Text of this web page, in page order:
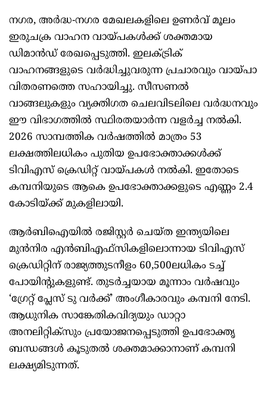
നഗര, അര്‍ദ്ധ-നഗര മേഖലകളിലെ ഉണര്‍വ് മൂലം
ഇരുചക്ര വാഹന വായ്പകള്‍ക്ക് ശക്തമായ
ഡിമാന്‍ഡ് രേഖപ്പെടുത്തി. ഇലക്ട്രിക്
വാഹനങ്ങളുടെ വര്‍ദ്ധിച്ചുവരുന്ന പ്രചാരവും വായ്പാ
വിതരണത്തെ സഹായിച്ചു. സീസണല്‍
വാങ്ങലുകളും വ്യക്തിഗത ചെലവിടലിലെ വര്‍ദ്ധനവും
ഈ വിഭാഗത്തില്‍ സ്ഥിരതയാര്‍ന്ന വളര്‍ച്ച നല്‍കി.
2026 സാമ്പത്തിക വര്‍ഷത്തില്‍ മാത്രം 53
ലക്ഷത്തിലധികം പുതിയ ഉപഭോക്താക്കള്‍ക്ക്
ടിവിഎസ് ക്രെഡിറ്റ് വായ്പകള്‍ നല്‍കി. ഇതോടെ
കമ്പനിയുടെ ആകെ ഉപഭോക്താക്കളുടെ എണ്ണം 2.4
കോടിയ്ക്ക് മുകളിലായി.
ആര്‍ബിഐയില്‍ രജിസ്റ്റര്‍ ചെയ്ത ഇന്ത്യയിലെ
മുന്‍നിര എന്‍ബിഎഫ്സികളിലൊന്നായ ടിവിഎസ്
ക്രെഡിറ്റിന് രാജ്യത്തുടനീളം 60,500ലധികം ടച്ച്
പോയിന്‍റുകളുണ്ട്. തുടര്‍ച്ചയായ മൂന്നാം വര്‍ഷവും
‘ഗ്രേറ്റ് പ്ലേസ് ടു വര്‍ക്ക്’ അംഗീകാരവും കമ്പനി നേടി.
ആധുനിക സാങ്കേതികവിദ്യയും ഡാറ്റാ
അനലിറ്റിക്സും പ്രയോജനപ്പെടുത്തി ഉപഭോക്തൃ
ബന്ധങ്ങള്‍ കൂടുതല്‍ ശക്തമാക്കാനാണ് കമ്പനി
ലക്ഷ്യമിടുന്നത്.